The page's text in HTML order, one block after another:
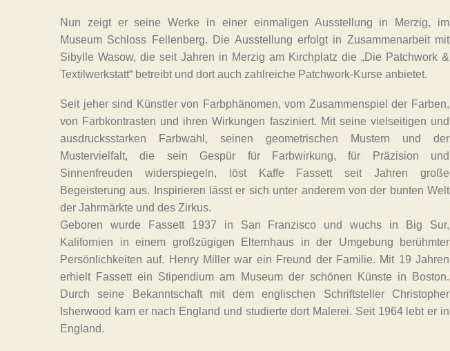
Nun zeigt er seine Werke in einer einmaligen Ausstellung in Merzig, im
Museum Schloss Fellenberg. Die Ausstellung erfolgt in Zusammenarbeit mit
Sibylle Wasow, die seit Jahren in Merzig am Kirchplatz die „Die Patchwork &
Textilwerkstatt“ betreibt und dort auch zahlreiche Patchwork-Kurse anbietet.
Seit jeher sind Künstler von Farbphänomen, vom Zusammenspiel der Farben,
von Farbkontrasten und ihren Wirkungen fasziniert. Mit seine vielseitigen und
ausdrucksstarken Farbwahl, seinen geometrischen Mustern und der
Mustervielfalt, die sein Gespür für Farbwirkung, für Präzision und
Sinnenfreuden widerspiegeln, löst Kaffe Fassett seit Jahren große
Begeisterung aus. Inspirieren lässt er sich unter anderem von der bunten Welt
der Jahrmärkte und des Zirkus.
Geboren wurde Fassett 1937 in San Franzisco und wuchs in Big Sur,
Kalifornien in einem großzügigen Elternhaus in der Umgebung berühmter
Persönlichkeiten auf. Henry Miller war ein Freund der Familie. Mit 19 Jahren
erhielt Fassett ein Stipendium am Museum der schönen Künste in Boston.
Durch seine Bekanntschaft mit dem englischen Schriftsteller Christopher
Isherwood kam er nach England und studierte dort Malerei. Seit 1964 lebt er in
England.